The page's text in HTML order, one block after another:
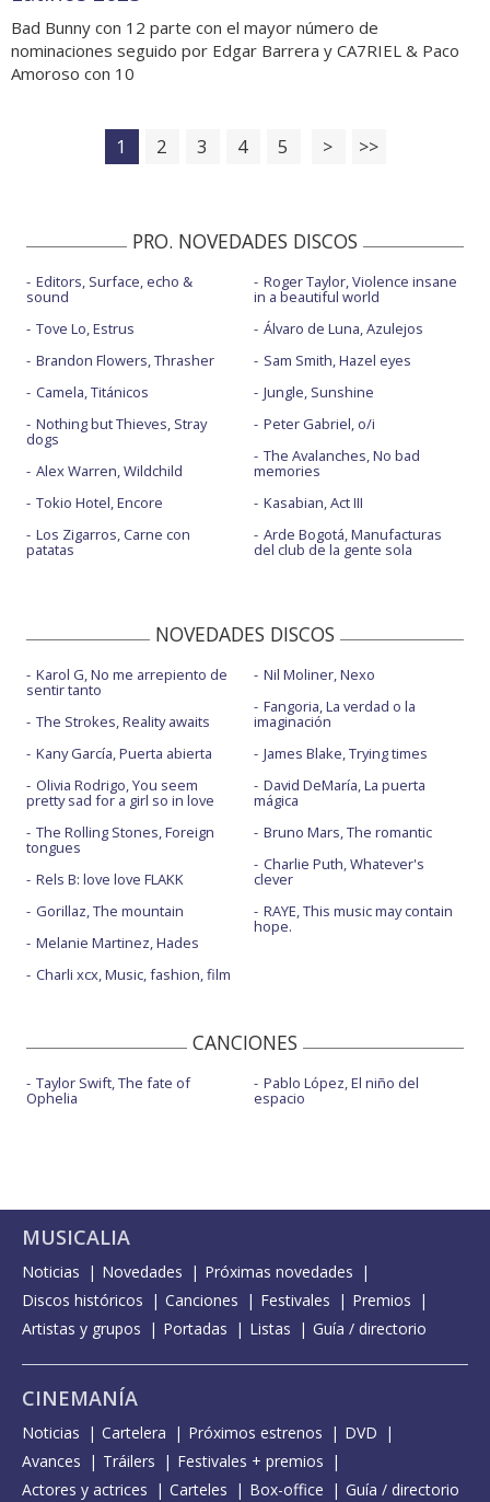
Bad Bunny con 12 parte con el mayor número de
nominaciones seguido por Edgar Barrera y CA7RIEL & Paco
Amoroso con 10
1 2 3 4 5 > >>
PRO. NOVEDADES DISCOS
Editors, Surface, echo &
sound
Tove Lo, Estrus
Brandon Flowers, Thrasher
Camela, Titánicos
Nothing but Thieves, Stray
dogs
Alex Warren, Wildchild
Tokio Hotel, Encore
Los Zigarros, Carne con
patatas
Roger Taylor, Violence insane
in a beautiful world
Álvaro de Luna, Azulejos
Sam Smith, Hazel eyes
Jungle, Sunshine
Peter Gabriel, o/i
The Avalanches, No bad
memories
Kasabian, Act III
Arde Bogotá, Manufacturas
del club de la gente sola
NOVEDADES DISCOS
Karol G, No me arrepiento de
sentir tanto
The Strokes, Reality awaits
Kany García, Puerta abierta
Olivia Rodrigo, You seem
pretty sad for a girl so in love
The Rolling Stones, Foreign
tongues
Rels B: love love FLAKK
Gorillaz, The mountain
Melanie Martinez, Hades
Charli xcx, Music, fashion, film
Nil Moliner, Nexo
Fangoria, La verdad o la
imaginación
James Blake, Trying times
David DeMaría, La puerta
mágica
Bruno Mars, The romantic
Charlie Puth, Whatever's
clever
RAYE, This music may contain
hope.
CANCIONES
Taylor Swift, The fate of
Ophelia
Pablo López, El niño del
espacio
MUSICALIA
Noticias Novedades
Próximas novedades
Discos históricos
Canciones Festivales
Premios
Artistas y grupos
Portadas Listas Guía / directorio
CINEMANÍA
Noticias Cartelera Próximos estrenos
DVD
Avances
Tráilers
Festivales + premios
Actores y actrices
Carteles Box-office Guía / directorio